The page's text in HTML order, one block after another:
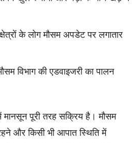
के लोग मौसम अपडेट पर लगातार
विभाग की एडवाइजरी का पालन
मानसून पूरी तरह सक्रिय है। मौसम
और किसी भी आपात स्थिति में